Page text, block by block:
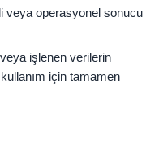
veya operasyonel sonucu
işlenen verilerin
için tamamen